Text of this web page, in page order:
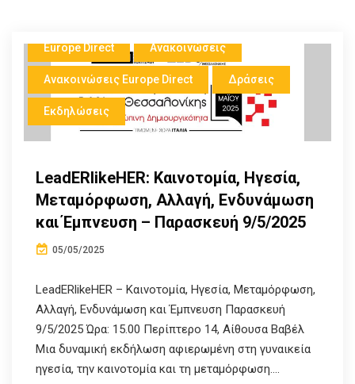
Europe Direct Ανακοινώσεις
Ανακοινώσεις Europe Direct Δράσεις
Εκδηλώσεις
LeadERlikeHER: Καινοτομία, Ηγεσία,
Μεταμόρφωση, Αλλαγή, Ενδυνάμωση
και Έμπνευση – Παρασκευή 9/5/2025
05/05/2025
LeadERlikeHER – Καινοτομία, Ηγεσία, Μεταμόρφωση,
Αλλαγή, Ενδυνάμωση και Έμπνευση Παρασκευή
9/5/2025 Ώρα: 15.00 Περίπτερο 14, Αίθουσα Βαβέλ
Μια δυναμική εκδήλωση αφιερωμένη στη γυναικεία
ηγεσία, την καινοτομία και τη μεταμόρφωση....